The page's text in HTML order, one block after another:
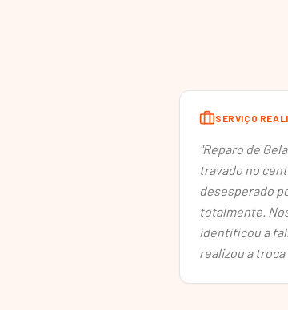
SERVIÇO
"Reparo de
travado no
desesperado
totalmente.
identificou a
realizou a